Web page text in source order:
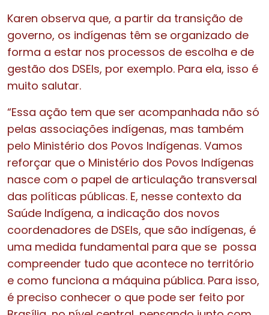
Karen observa que, a partir da transição de
governo, os indígenas têm se organizado de
forma a estar nos processos de escolha e de
gestão dos DSEIs, por exemplo. Para ela, isso é
muito salutar.
“Essa ação tem que ser acompanhada não só
pelas associações indígenas, mas também
pelo Ministério dos Povos Indígenas. Vamos
reforçar que o Ministério dos Povos Indígenas
nasce com o papel de articulação transversal
das políticas públicas. E, nesse contexto da
Saúde Indígena, a indicação dos novos
coordenadores de DSEIs, que são indígenas, é
uma medida fundamental para que se possa
compreender tudo que acontece no território
e como funciona a máquina pública. Para isso,
é preciso conhecer o que pode ser feito por